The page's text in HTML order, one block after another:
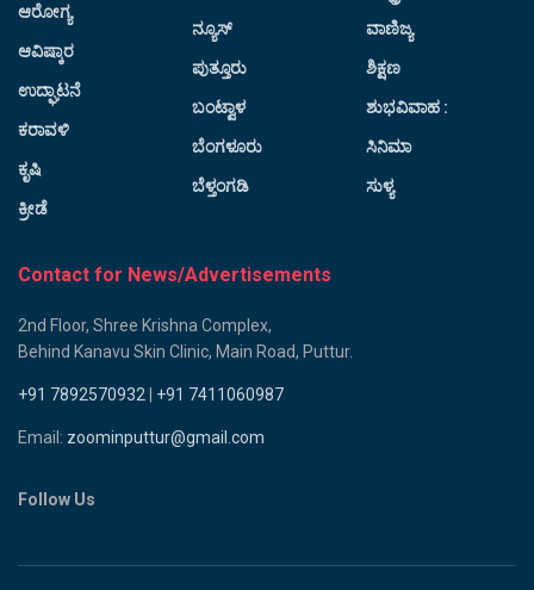
ಆರೋಗ್ಯ
ಆವಿಷ್ಕಾರ
ಉದ್ಘಾಟನೆ
ಕರಾವಳಿ
ಕೃಷಿ
ಕ್ರೀಡೆ
ನ್ಯೂಸ್
ಪುತ್ತೂರು
ಬಂಟ್ವಾಳ
ಬೆಂಗಳೂರು
ಬೆಳ್ತಂಗಡಿ
ವಾಣಿಜ್ಯ
ಶಿಕ್ಷಣ
ಶುಭವಿವಾಹ :
ಸಿನಿಮಾ
ಸುಳ್ಯ
Contact for News/Advertisements
2nd Floor, Shree Krishna Complex,
Behind Kanavu Skin Clinic, Main Road, Puttur.
+91 7892570932 | +91 7411060987
Email: zoominputtur@gmail.com
Follow Us